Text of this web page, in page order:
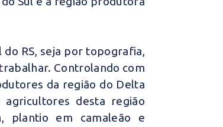
RS, seja por topografia,
Controlando com
da região do Delta
desta região
plantio em camaleão e